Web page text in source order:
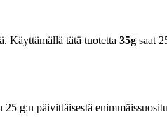
Käyttämällä tätä tuotetta 35g saat
g:n päivittäisestä